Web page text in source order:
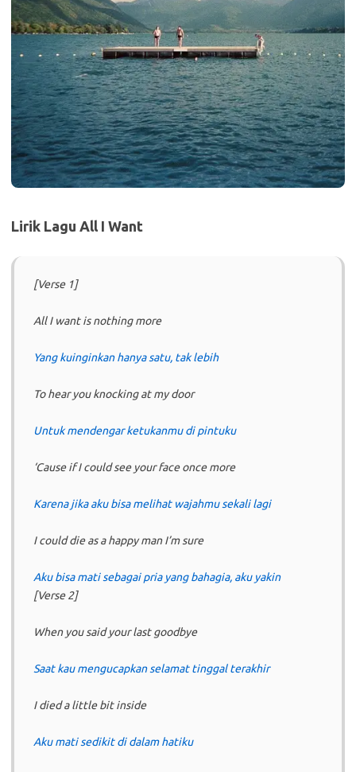
Lirik Lagu All I Want
[Verse 1]
All I want is nothing more
Yang kuinginkan hanya satu, tak lebih
To hear you knocking at my door
Untuk mendengar ketukanmu di pintuku
‘Cause if I could see your face once more
Karena jika aku bisa melihat wajahmu sekali lagi
I could die as a happy man I’m sure
Aku bisa mati sebagai pria yang bahagia, aku yakin
[Verse 2]
When you said your last goodbye
Saat kau mengucapkan selamat tinggal terakhir
I died a little bit inside
Aku mati sedikit di dalam hatiku